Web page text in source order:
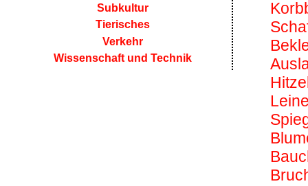
Subkultur
Tierisches
Verkehr
Wissenschaft und Technik